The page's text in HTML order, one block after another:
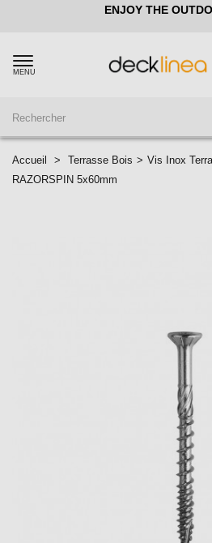
ENJOY THE
MENU
Accueil > Terrasse Bois > Vis Inox
RAZORSPIN 5x60mm